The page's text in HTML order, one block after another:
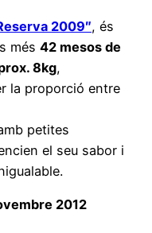
2009″, és
més 42 mesos de
8kg,
la proporció entre
petites
el seu sabor i
2012